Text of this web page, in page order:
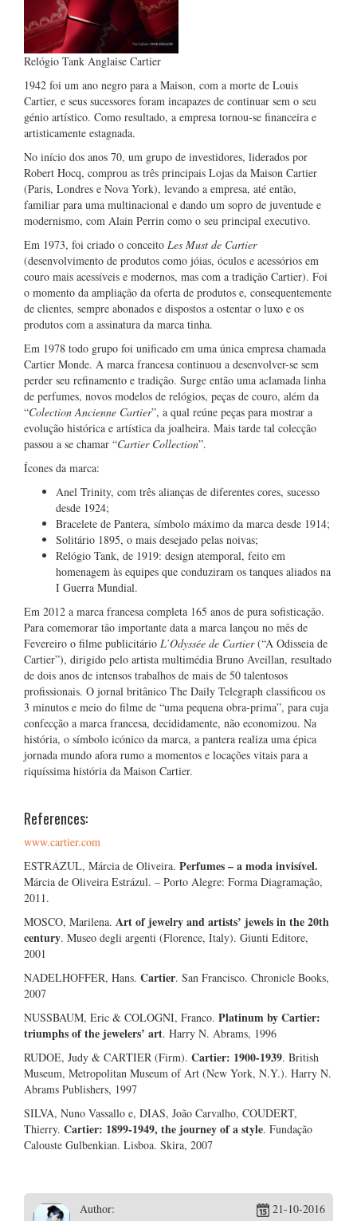
Relógio Tank Anglaise Cartier
1942 foi um ano negro para a Maison, com a morte de Louis
Cartier, e seus sucessores foram incapazes de continuar sem o seu
génio artístico. Como resultado, a empresa tornou-se financeira e
artisticamente estagnada.
No início dos anos 70, um grupo de investidores, liderados por
Robert Hocq, comprou as três principais Lojas da Maison Cartier
(Paris, Londres e Nova York), levando a empresa, até então,
familiar para uma multinacional e dando um sopro de juventude e
modernismo, com Alain Perrin como o seu principal executivo.
Em 1973, foi criado o conceito Les Must de Cartier
(desenvolvimento de produtos como jóias, óculos e acessórios em
couro mais acessíveis e modernos, mas com a tradição Cartier). Foi
o momento da ampliação da oferta de produtos e, consequentemente
de clientes, sempre abonados e dispostos a ostentar o luxo e os
produtos com a assinatura da marca tinha.
Em 1978 todo grupo foi unificado em uma única empresa chamada
Cartier Monde. A marca francesa continuou a desenvolver-se sem
perder seu refinamento e tradição. Surge então uma aclamada linha
de perfumes, novos modelos de relógios, peças de couro, além da
“Colection Ancienne Cartier”, a qual reúne peças para mostrar a
evolução histórica e artística da joalheira. Mais tarde tal colecção
passou a se chamar “Cartier Collection”.
Ícones da marca:
Anel Trinity, com três alianças de diferentes cores, sucesso
desde 1924;
Bracelete de Pantera, símbolo máximo da marca desde 1914;
Solitário 1895, o mais desejado pelas noivas;
Relógio Tank, de 1919: design atemporal, feito em
homenagem às equipes que conduziram os tanques aliados na
I Guerra Mundial.
Em 2012 a marca francesa completa 165 anos de pura sofisticação.
Para comemorar tão importante data a marca lançou no mês de
Fevereiro o filme publicitário L’Odyssée de Cartier(“A Odisseia de
Cartier”), dirigido pelo artista multimédia Bruno Aveillan, resultado
de dois anos de intensos trabalhos de mais de 50 talentosos
profissionais. O jornal britânico The Daily Telegraph classificou os
3 minutos e meio do filme de “uma pequena obra-prima”, para cuja
confecção a marca francesa, decididamente, não economizou. Na
história, o símbolo icónico da marca, a pantera realiza uma épica
jornada mundo afora rumo a momentos e locações vitais para a
riquíssima história da Maison Cartier.
References:
www.cartier.com
ESTRÁZUL, Márcia de Oliveira. Perfumes – a moda invisível.
Márcia de Oliveira Estrázul. – Porto Alegre: Forma Diagramação,
2011.
MOSCO, Marilena. Art of jewelry and artists’ jewels in the 20th
century. Museo degli argenti (Florence, Italy). Giunti Editore,
2001
NADELHOFFER, Hans. Cartier. San Francisco. Chronicle Books,
2007
NUSSBAUM, Eric & COLOGNI, Franco. Platinum by Cartier:
triumphs of the jewelers’ art. Harry N. Abrams, 1996
RUDOE, Judy & CARTIER (Firm). Cartier: 1900-1939. British
Museum, Metropolitan Museum of Art (New York, N.Y.). Harry N.
Abrams Publishers, 1997
SILVA, Nuno Vassallo e, DIAS, João Carvalho, COUDERT,
Thierry. Cartier: 1899-1949, the journey of a style. Fundação
Calouste Gulbenkian. Lisboa. Skira, 2007
Author: 21-10-2016